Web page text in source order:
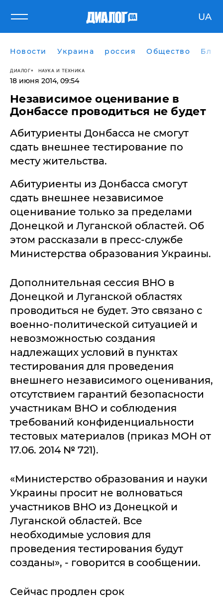
UA
Новости Украина россия Общество
ДИАЛОГ НАУКА И ТЕХНИКА
18 июня 2014, 09:54
Независимое оценивание в
Донбассе проводиться не будет
Абитуриенты Донбасса не смогут
сдать внешнее тестирование по
месту жительства.
Абитуриенты из Донбасса смогут
сдать внешнее независимое
оценивание только за пределами
Донецкой и Луганской областей. Об
этом рассказали в пресс-службе
Министерства образования Украины.
Дополнительная сессия ВНО в
Донецкой и Луганской областях
проводиться не будет. Это связано с
военно-политической ситуацией и
невозможностью создания
надлежащих условий в пунктах
тестирования для проведения
внешнего независимого оценивания,
отсутствием гарантий безопасности
участникам ВНО и соблюдения
требований конфиденциальности
тестовых материалов (приказ МОН от
17.06. 2014 № 721).
«Министерство образования и науки
Украины просит не волноваться
участников ВНО из Донецкой и
Луганской областей. Все
необходимые условия для
проведения тестирования будут
созданы», - говорится в сообщении.
Сейчас продлен срок